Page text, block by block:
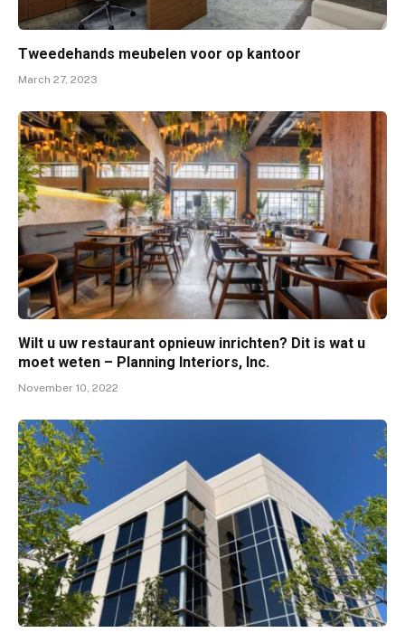
Tweedehands meubelen voor op kantoor
March 27, 2023
Wilt u uw restaurant opnieuw inrichten? Dit is wat u
moet weten – Planning Interiors, Inc.
November 10, 2022